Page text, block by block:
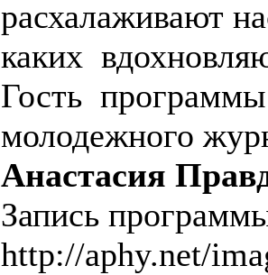
расхалаживают
каких
Гость
молодежного
Анастасия
Запись
http://aphy.net/